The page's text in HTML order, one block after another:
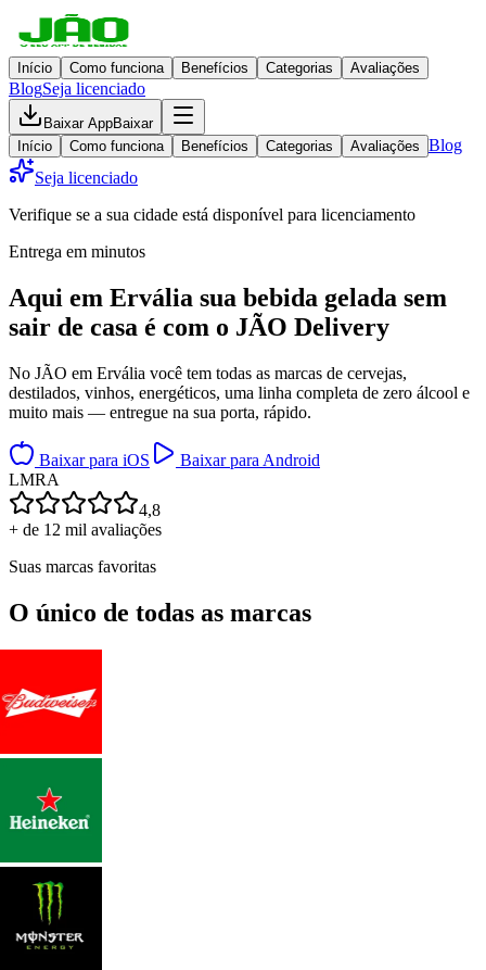
Início Como funciona Benefícios Categorias Avaliações
BlogSeja licenciado
Baixar AppBaixar
Início
Como funciona Benefícios Categorias Avaliações Blog
Seja licenciado
Verifique se a sua cidade está disponível para licenciamento
Entrega em minutos
Aqui em Ervália sua bebida gelada sem
sair de casa é com o JÃO Delivery
No JÃO em Ervália você tem todas as marcas de cervejas,
destilados, vinhos, energéticos, uma linha completa de zero álcool e
muito mais — entregue na sua porta, rápido.
Baixar para iOS
Baixar para Android
LMRA
4,8
+ de 12 mil avaliações
Suas marcas favoritas
O único de todas as marcas